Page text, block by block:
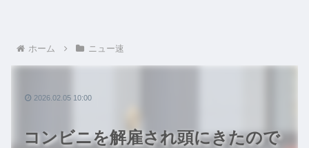
ホーム ニュー速
コンビニを解雇され頭にきたので
2026.02.05 10:00